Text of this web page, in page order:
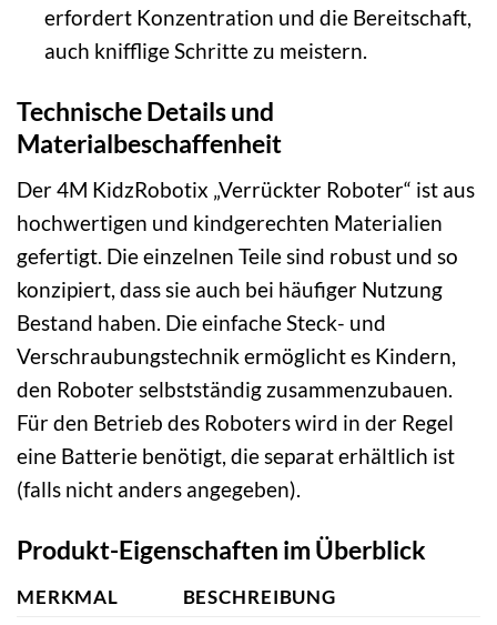
erfordert Konzentration und die Bereitschaft,
auch knifflige Schritte zu meistern.
Technische Details und
Materialbeschaffenheit
Der 4M KidzRobotix „Verrückter Roboter“ ist aus
hochwertigen und kindgerechten Materialien
gefertigt. Die einzelnen Teile sind robust und so
konzipiert, dass sie auch bei häufiger Nutzung
Bestand haben. Die einfache Steck- und
Verschraubungstechnik ermöglicht es Kindern,
den Roboter selbstständig zusammenzubauen.
Für den Betrieb des Roboters wird in der Regel
eine Batterie benötigt, die separat erhältlich ist
(falls nicht anders angegeben).
Produkt-Eigenschaften im Überblick
MERKMAL BESCHREIBUNG